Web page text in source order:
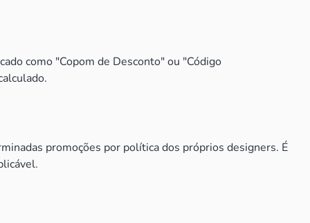
como "Copom de Desconto" ou "Código
promoções por política dos próprios designers. É